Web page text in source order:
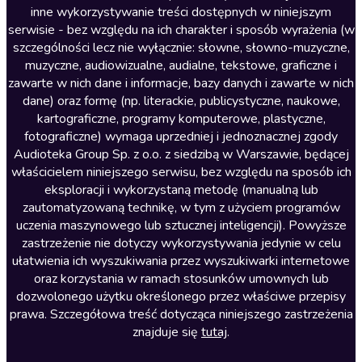
Literatura faktu
Literatura obyczajowa
Literatura piękna obca
Literatura piękna polska
Nagrania relaksacyjne
Nauka języków
Nauki humanistyczne
Podcasty i audycje
Polityka
Prasa
Religia
Romans
inne wykorzystywanie treści dostępnych w niniejszym
serwisie - bez względu na ich charakter i sposób wyrażenia (w
szczególności lecz nie wyłącznie: słowne, słowno-muzyczne,
muzyczne, audiowizualne, audialne, tekstowe, graficzne i
zawarte w nich dane i informacje, bazy danych i zawarte w nich
dane) oraz formę (np. literackie, publicystyczne, naukowe,
kartograficzne, programy komputerowe, plastyczne,
fotograficzne) wymaga uprzedniej i jednoznacznej zgody
Audioteka Group Sp. z o.o. z siedzibą w Warszawie, będącej
właścicielem niniejszego serwisu, bez względu na sposób ich
eksploracji i wykorzystaną metodę (manualną lub
zautomatyzowaną technikę, w tym z użyciem programów
uczenia maszynowego lub sztucznej inteligencji). Powyższe
zastrzeżenie nie dotyczy wykorzystywania jedynie w celu
ułatwienia ich wyszukiwania przez wyszukiwarki internetowe
oraz korzystania w ramach stosunków umownych lub
dozwolonego użytku określonego przez właściwe przepisy
prawa. Szczegółowa treść dotycząca niniejszego zastrzeżenia
znajduje się tutaj.